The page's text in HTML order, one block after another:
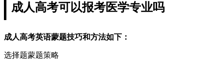
成人高考可以报考医学专业吗
成人高考英语蒙题技巧和方法如下：
选择题蒙题策略